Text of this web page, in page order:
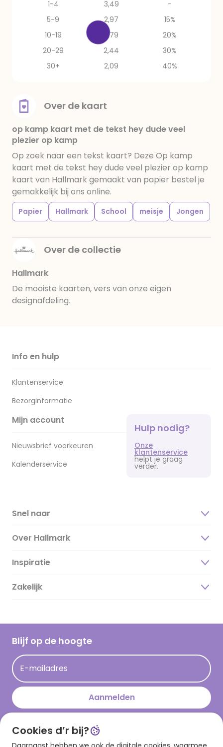
1-4
3,49
-
5-9
2,97
15%
10-19
2,79
20%
20-29
2,44
30%
30+
2,09 40%
Over de kaart
op kamp kaart met de tekst hey dude veel
plezier op kamp
Op zoek naar een tekst kaart? Deze Op kamp
kaart met de tekst hey dude veel plezier op kamp
kaart van Hallmark gemaakt van papier bestel je
gemakkelijk bij ons online.
Papier Hallmark School meisje Jongen
Over de collectie
Hallmark
De mooiste kaarten, vers van onze eigen
designafdeling.
Info en hulp
Klantenservice
Bezorginformatie
Mijn account
Nieuwsbrief voorkeuren
Kalenderservice
Hulp nodig?
Onze
klantenservice
helpt je graag
verder.
Snel naar
Over Hallmark
Over ons
Duurzaamheid
Hallmark Kaartclub
Acties
Persberichten
Hallmark en Kinderpostzegels
Inspiratie
Magazine
Cadeau inspiratie
Kaartinspiratie
Zakelijk
Blijf op de hoogte
E-mailadres
Aanmelden
Download onze app
Cookies d’r bij?